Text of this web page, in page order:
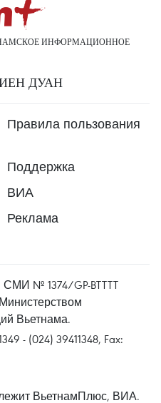
ИНФОРМАЦИОННОЕ
ДУАН
Правила пользования
Поддержка
ВИА
Реклама
СМИ № 1374/GP-BTTTT
Вьетнама.
- (024) 39411348, Fax:
ВьетнамПлюс, ВИА.